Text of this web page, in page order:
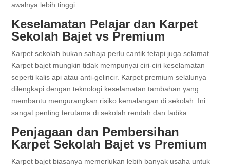
awalnya lebih tinggi.
Keselamatan Pelajar dan Karpet
Sekolah Bajet vs Premium
Karpet sekolah bukan sahaja perlu cantik tetapi juga selamat.
Karpet bajet mungkin tidak mempunyai ciri-ciri keselamatan
seperti kalis api atau anti-gelincir. Karpet premium selalunya
dilengkapi dengan teknologi keselamatan tambahan yang
membantu mengurangkan risiko kemalangan di sekolah. Ini
sangat penting terutama di sekolah rendah dan tadika.
Penjagaan dan Pembersihan
Karpet Sekolah Bajet vs Premium
Karpet bajet biasanya memerlukan lebih banyak usaha untuk